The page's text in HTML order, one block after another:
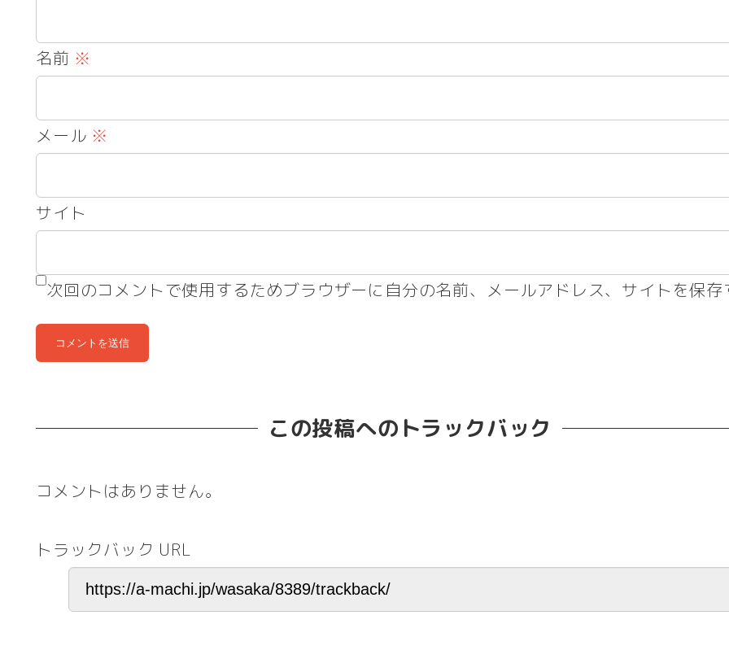
名前 ※
メール ※
サイト
次回のコメントで使用するためブラウザーに自分の名前、メールアドレス、サイトを保存
この投稿へのトラックバック
コメントはありません。
トラックバック URL